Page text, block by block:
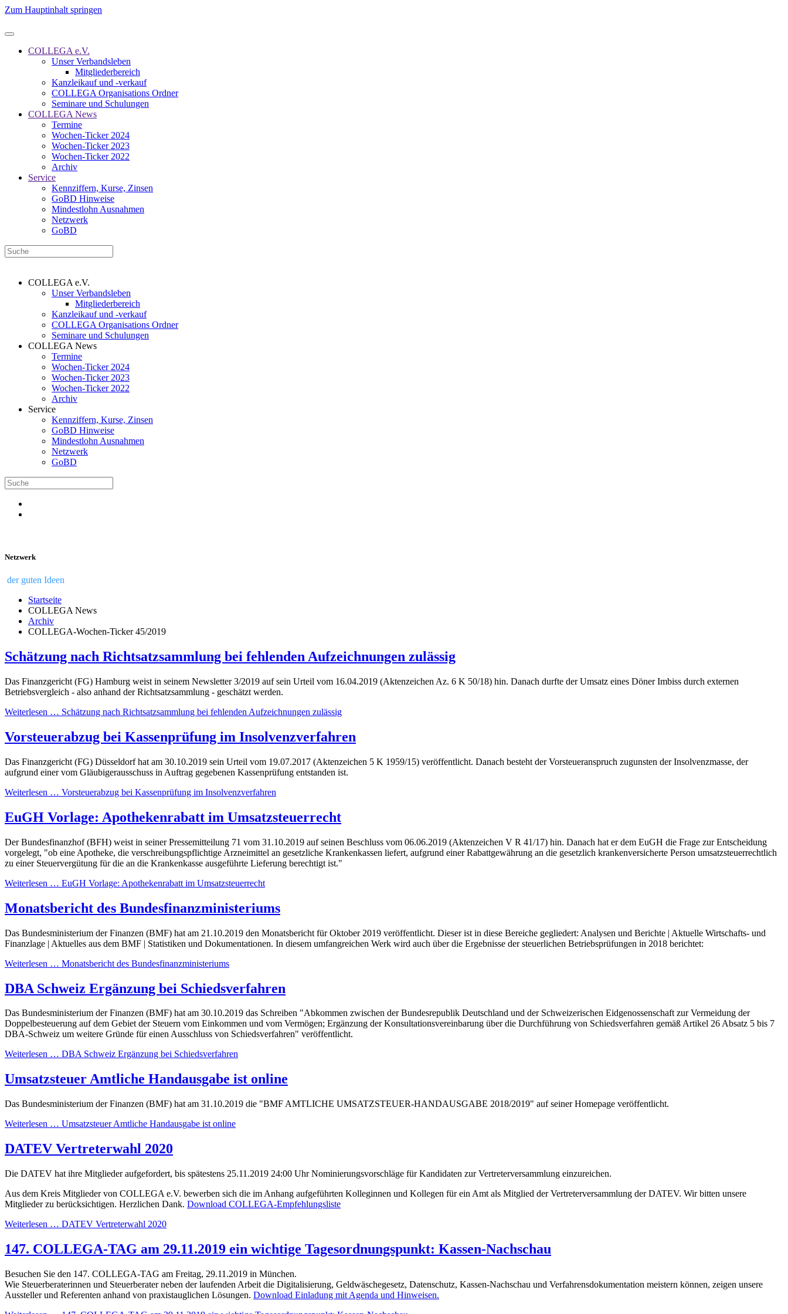
Zum Hauptinhalt springen
COLLEGA e.V.
Unser Verbandsleben
Mitgliederbereich
Kanzleikauf und -verkauf
COLLEGA Organisations Ordner
Seminare und Schulungen
COLLEGA News
Termine
Wochen-Ticker 2024
Wochen-Ticker 2023
Wochen-Ticker 2022
Archiv
Service
Kennziffern, Kurse, Zinsen
GoBD Hinweise
Mindestlohn Ausnahmen
Netzwerk
GoBD
COLLEGA e.V.
Unser Verbandsleben
Mitgliederbereich
Kanzleikauf und -verkauf
COLLEGA Organisations Ordner
Seminare und Schulungen
COLLEGA News
Termine
Wochen-Ticker 2024
Wochen-Ticker 2023
Wochen-Ticker 2022
Archiv
Service
Kennziffern, Kurse, Zinsen
GoBD Hinweise
Mindestlohn Ausnahmen
Netzwerk
GoBD
Netzwerk
der guten Ideen
Startseite
COLLEGA News
Archiv
COLLEGA-Wochen-Ticker 45/2019
Schätzung nach Richtsatzsammlung bei fehlenden Aufzeichnungen zulässig
Das Finanzgericht (FG) Hamburg weist in seinem Newsletter 3/2019 auf sein Urteil vom 16.04.2019 (Aktenzeichen Az. 6 K 50/18) hin. Danach durfte der Umsatz eines Döner Imbiss durch externen
Betriebsvergleich - also anhand der Richtsatzsammlung - geschätzt werden.
Weiterlesen … Schätzung nach Richtsatzsammlung bei fehlenden Aufzeichnungen zulässig
Vorsteuerabzug bei Kassenprüfung im Insolvenzverfahren
Das Finanzgericht (FG) Düsseldorf hat am 30.10.2019 sein Urteil vom 19.07.2017 (Aktenzeichen 5 K 1959/15) veröffentlicht. Danach besteht der Vorsteueranspruch zugunsten der Insolvenzmasse, der
aufgrund einer vom Gläubigerausschuss in Auftrag gegebenen Kassenprüfung entstanden ist.
Weiterlesen … Vorsteuerabzug bei Kassenprüfung im Insolvenzverfahren
EuGH Vorlage: Apothekenrabatt im Umsatzsteuerrecht
Der Bundesfinanzhof (BFH) weist in seiner Pressemitteilung 71 vom 31.10.2019 auf seinen Beschluss vom 06.06.2019 (Aktenzeichen V R 41/17) hin. Danach hat er dem EuGH die Frage zur Entscheidung
vorgelegt, "ob eine Apotheke, die verschreibungspflichtige Arzneimittel an gesetzliche Krankenkassen liefert, aufgrund einer Rabattgewährung an die gesetzlich krankenversicherte Person umsatzsteuerrechtlich
zu einer Steuervergütung für die an die Krankenkasse ausgeführte Lieferung berechtigt ist."
Weiterlesen … EuGH Vorlage: Apothekenrabatt im Umsatzsteuerrecht
Monatsbericht des Bundesfinanzministeriums
Das Bundesministerium der Finanzen (BMF) hat am 21.10.2019 den Monatsbericht für Oktober 2019 veröffentlicht. Dieser ist in diese Bereiche gegliedert: Analysen und Berichte | Aktuelle Wirtschafts- und
Finanzlage | Aktuelles aus dem BMF | Statistiken und Dokumentationen. In diesem umfangreichen Werk wird auch über die Ergebnisse der steuerlichen Betriebsprüfungen in 2018 berichtet:
Weiterlesen … Monatsbericht des Bundesfinanzministeriums
DBA Schweiz Ergänzung bei Schiedsverfahren
Das Bundesministerium der Finanzen (BMF) hat am 30.10.2019 das Schreiben "Abkommen zwischen der Bundesrepublik Deutschland und der Schweizerischen Eidgenossenschaft zur Vermeidung der
Doppelbesteuerung auf dem Gebiet der Steuern vom Einkommen und vom Vermögen; Ergänzung der Konsultationsvereinbarung über die Durchführung von Schiedsverfahren gemäß Artikel 26 Absatz 5 bis 7
DBA-Schweiz um weitere Gründe für einen Ausschluss von Schiedsverfahren" veröffentlicht.
Weiterlesen … DBA Schweiz Ergänzung bei Schiedsverfahren
Umsatzsteuer Amtliche Handausgabe ist online
Das Bundesministerium der Finanzen (BMF) hat am 31.10.2019 die "BMF AMTLICHE UMSATZSTEUER-HANDAUSGABE 2018/2019" auf seiner Homepage veröffentlicht.
Weiterlesen … Umsatzsteuer Amtliche Handausgabe ist online
DATEV Vertreterwahl 2020
Die DATEV hat ihre Mitglieder aufgefordert, bis spätestens 25.11.2019 24:00 Uhr Nominierungsvorschläge für Kandidaten zur Vertreterversammlung einzureichen.
Aus dem Kreis Mitglieder von COLLEGA e.V. bewerben sich die im Anhang aufgeführten Kolleginnen und Kollegen für ein Amt als Mitglied der Vertreterversammlung der DATEV. Wir bitten unsere
Mitglieder zu berücksichtigen. Herzlichen Dank. Download COLLEGA-Empfehlungsliste
Weiterlesen … DATEV Vertreterwahl 2020
147. COLLEGA-TAG am 29.11.2019 ein wichtige Tagesordnungspunkt: Kassen-Nachschau
Besuchen Sie den 147. COLLEGA-TAG am Freitag, 29.11.2019 in München.
Wie Steuerberaterinnen und Steuerberater neben der laufenden Arbeit die Digitalisierung, Geldwäschegesetz, Datenschutz, Kassen-Nachschau und Verfahrensdokumentation meistern können, zeigen unsere
Aussteller und Referenten anhand von praxistauglichen Lösungen. Download Einladung mit Agenda und Hinweisen.